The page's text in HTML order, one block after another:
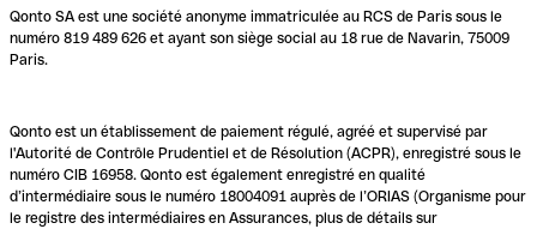
Qonto SA est une société anonyme immatriculée au RCS de Paris sous le
numéro 819 489 626 et ayant son siège social au 18 rue de Navarin, 75009
Paris.
Qonto est un établissement de paiement régulé, agréé et supervisé par
l'Autorité de Contrôle Prudentiel et de Résolution (ACPR), enregistré sous le
numéro CIB 16958. Qonto est également enregistré en qualité
d’intermédiaire sous le numéro 18004091 auprès de l’ORIAS (Organisme pour
le registre des intermédiaires en Assurances, plus de détails sur